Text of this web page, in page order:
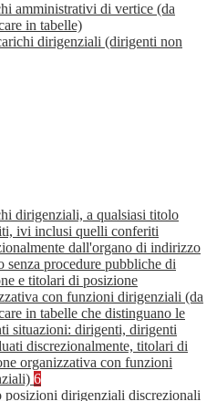
amministrativi di vertice (da
in tabelle)
dirigenziali (dirigenti non
dirigenziali, a qualsiasi titolo
ivi inclusi quelli conferiti
dall'organo di indirizzo
senza procedure pubbliche di
e titolari di posizione
con funzioni dirigenziali (da
in tabelle che distinguano le
situazioni: dirigenti, dirigenti
discrezionalmente, titolari di
organizzativa con funzioni
6
posizioni dirigenziali discrezionali